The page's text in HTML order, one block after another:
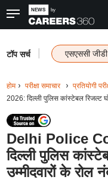
टॉप सर्च एसएससी
होम परीक्षा समाचार प्रतियोगी
2026: दिल्ली पुलिस कांस्टेबल रिजल्ट
Delhi Police
दिल्ली पुलिस
उम्मीदवारों के रोल